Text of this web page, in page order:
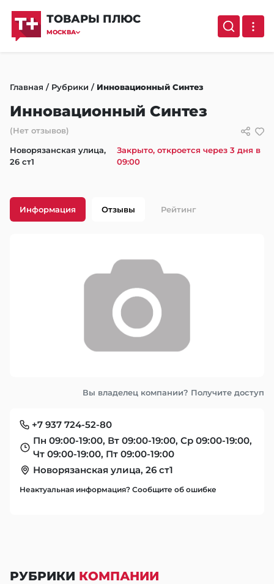
ТОВАРЫ ПЛЮС
МОСКВА
Главная / Рубрики / Инновационный Синтез
Инновационный Синтез
(Нет отзывов)
Новорязанская улица,
26 ст1
Закрыто, откроется через 3 дня в
09:00
Информация Отзывы Рейтинг
Вы владелец компании? Получите доступ
+7 937 724-52-80
Пн 09:00-19:00, Вт 09:00-19:00, Ср 09:00-19:00,
Чт 09:00-19:00, Пт 09:00-19:00
Новорязанская улица, 26 ст1
Неактуальная информация? Сообщите об ошибке
РУБРИКИ КОМПАНИИ